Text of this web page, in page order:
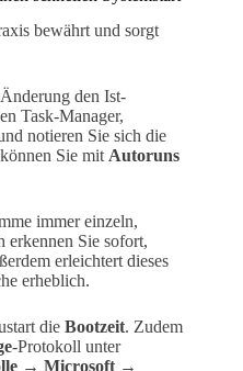
bewährt und sorgt
den Ist-
Task-Manager,
notieren Sie sich die
Sie mitAutoruns
immer einzeln,
erkennen Sie sofort,
erleichtert dieses
erheblich.
die Bootzeit. Zudem
-Protokoll unter
→ Microsoft →